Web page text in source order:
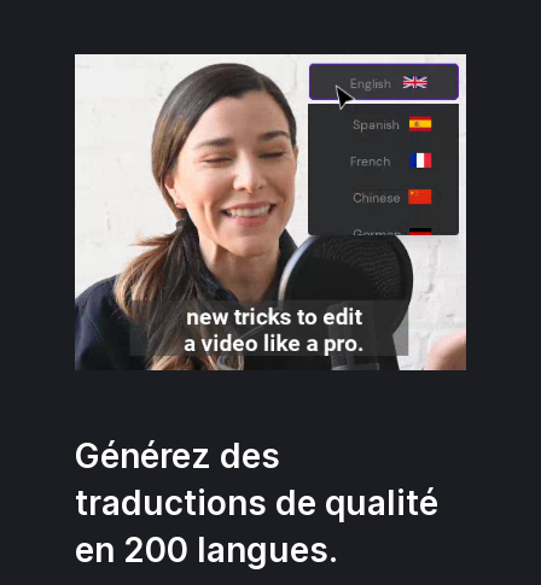
Générez des
traductions de qualité
en 200 langues.